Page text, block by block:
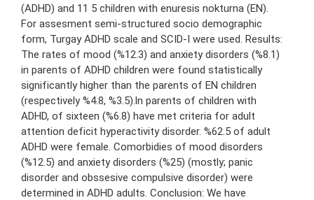
(ADHD) and 11 5 children with enuresis nokturna (EN).
For assesment semi-structured socio demographic
form, Turgay ADHD scale and SCID-I were used. Results:
The rates of mood (%12.3) and anxiety disorders (%8.1)
in parents of ADHD children were found statistically
significantly higher than the parents of EN children
(respectively %4.8, %3.5).ln parents of children with
ADHD, of sixteen (%6.8) have met criteria for adult
attention deficit hyperactivity disorder. %62.5 of adult
ADHD were female. Comorbidies of mood disorders
(%12.5) and anxiety disorders (%25) (mostly; panic
disorder and obssesive compulsive disorder) were
determined in ADHD adults. Conclusion: We have